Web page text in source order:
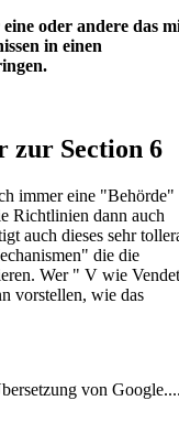
oder andere das
in einen
zur Section 6
immer eine "Behörde"
Richtlinien dann auch
auch dieses sehr
die die
Wer " V wie
vorstellen, wie das
von